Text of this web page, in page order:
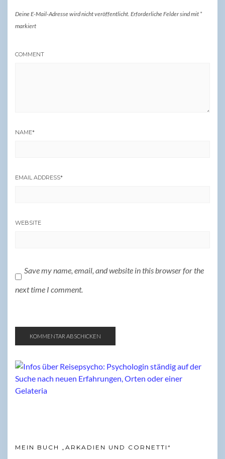
Deine E-Mail-Adresse wird nicht veröffentlicht. Erforderliche Felder sind mit *
markiert
COMMENT
NAME*
EMAIL ADDRESS*
WEBSITE
Save my name, email, and website in this browser for the
next time I comment.
MEIN BUCH „ARKADIEN UND CORNETTI“